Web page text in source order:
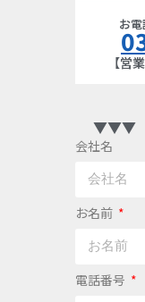
お
【営
▼▼▼
会社名
お名前
電話番号